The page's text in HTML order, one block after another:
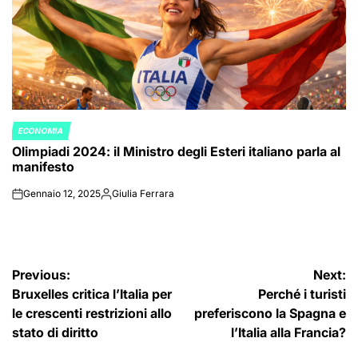
POSTED
IN
ECONOMIA
Olimpiadi 2024: il Ministro degli Esteri italiano parla al
manifesto
onGennaio 12, 2025Posted
Giulia Ferrara
Navigazione
articoli
Previous:
Bruxelles critica l’Italia per
le crescenti restrizioni allo
stato di diritto
Next:
Perché i turisti
preferiscono la Spagna e
l’Italia alla Francia?